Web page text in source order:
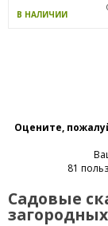
В НАЛИЧИИ
Оцените,
81
Садовые